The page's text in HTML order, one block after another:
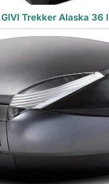
Trekker Alaska 36 l